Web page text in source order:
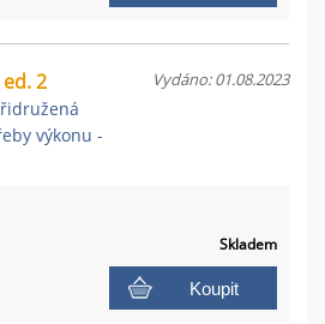
ed. 2
výkonu -
Vydáno: 01.08.2023
Skladem
Koupit